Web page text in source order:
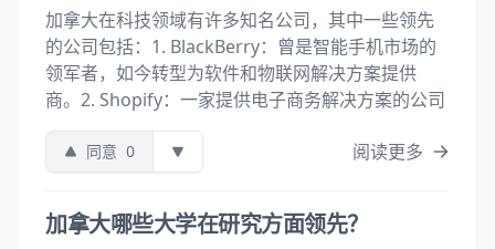
加拿大在科技领域有许多知名公司，其中一些领先
的公司包括：1. BlackBerry：曾是智能手机市场的
领军者，如今转型为软件和物联网解决方案提供
商。2. Shopify：一家提供电子商务解决方案的公司
同意 0 阅读更多
加拿大哪些大学在研究方面领先？